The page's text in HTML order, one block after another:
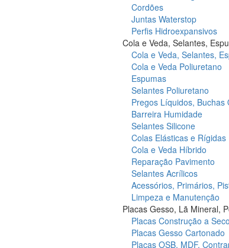
Cordões
Juntas Waterstop
Perfis Hidroexpansivos
Cola e Veda, Selantes,
Cola e Veda, Selantes,
Cola e Veda Poliuretano
Espumas
Selantes Poliuretano
Pregos Líquidos, Buchas
Barreira Humidade
Selantes Silicone
Colas Elásticas e Rígidas
Cola e Veda Híbrido
Reparação Pavimento
Selantes Acrílicos
Acessórios, Primários,
Limpeza e Manutenção
Placas Gesso, Lã Mineral,
Placas Construção a Seco
Placas Gesso Cartonado
Placas OSB, MDF,